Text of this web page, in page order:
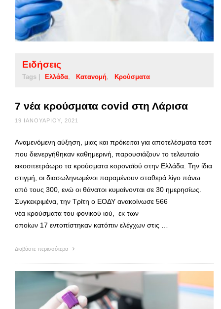
Ειδήσεις
Tags | Ελλάδα Κατανομή Κρούσματα
7 νέα κρούσματα covid στη Λάρισα
19 ΙΑΝΟΥΑΡΊΟΥ, 2021
Αναμενόμενη αύξηση, μιας και πρόκειται για αποτελέσματα τεστ
που διενεργήθηκαν καθημερινή, παρουσιάζουν το τελευταίο
εικοσιτετράωρο τα κρούσματα κοροναϊού στην Ελλάδα. Την ίδια
στιγμή, οι διασωληνωμένοι παραμένουν σταθερά λίγο πάνω
από τους 300, ενώ οι θάνατοι κυμαίνονται σε 30 ημερησίως.
Συγκεκριμένα, την Τρίτη ο ΕΟΔΥ ανακοίνωσε 566
νέα κρούσματα του φονικού ιού, εκ των
οποίων 17 εντοπίστηκαν κατόπιν ελέγχων στις …
Διαβάστε περισσότερα